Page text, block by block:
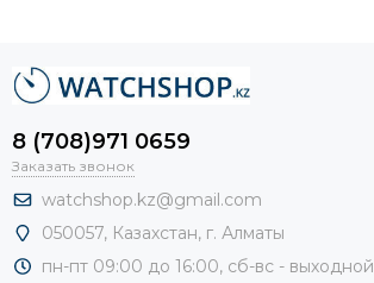
8 (708)971 0659
Заказать звонок
watchshop.kz@gmail.com
050057, Казахстан, г. Алматы
пн-пт 09:00 до 16:00, сб-вс - выходной